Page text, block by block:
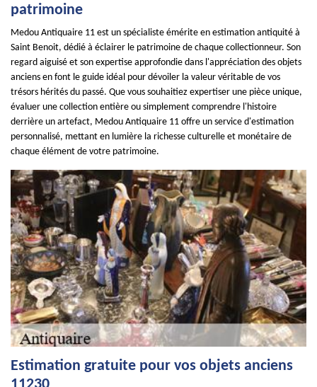
patrimoine
Medou Antiquaire 11 est un spécialiste émérite en estimation antiquité à
Saint Benoit, dédié à éclairer le patrimoine de chaque collectionneur. Son
regard aiguisé et son expertise approfondie dans l'appréciation des objets
anciens en font le guide idéal pour dévoiler la valeur véritable de vos
trésors hérités du passé. Que vous souhaitiez expertiser une pièce unique,
évaluer une collection entière ou simplement comprendre l'histoire
derrière un artefact, Medou Antiquaire 11 offre un service d'estimation
personnalisé, mettant en lumière la richesse culturelle et monétaire de
chaque élément de votre patrimoine.
Estimation gratuite pour vos objets anciens